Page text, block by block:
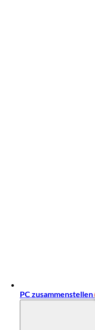
PC zusammenstellen